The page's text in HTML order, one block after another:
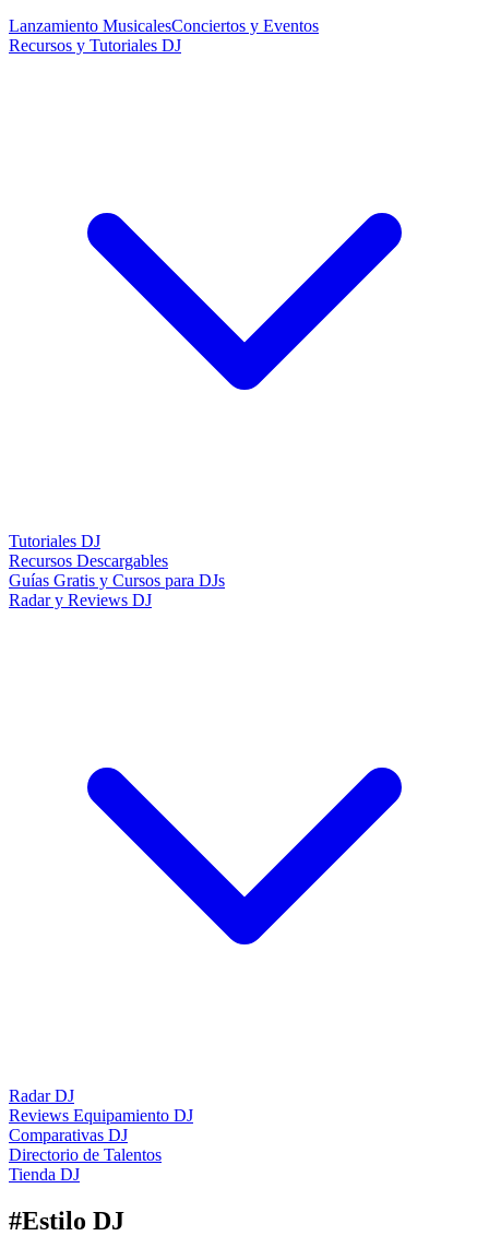
Lanzamiento MusicalesConciertos y Eventos
Recursos y Tutoriales DJ
Tutoriales DJ
Recursos Descargables
Guías Gratis y Cursos para DJs
Radar y Reviews DJ
Radar DJ
Reviews Equipamiento DJ
Comparativas DJ
Directorio de Talentos
Tienda DJ
#Estilo DJ